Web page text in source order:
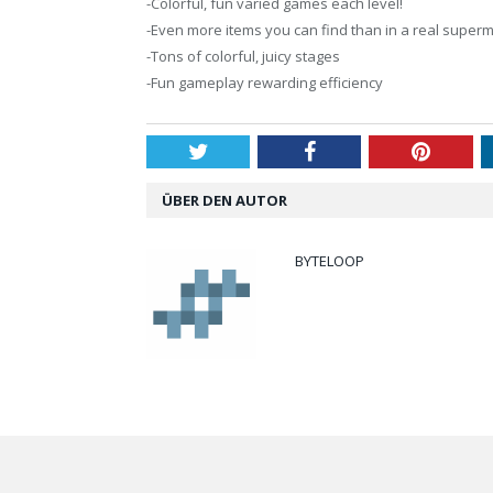
-Even more items you can find than in a real
-Tons of colorful, juicy stages
-Fun gameplay rewarding efficiency
Twitter Facebook
ÜBER DEN AUTOR
BYTELOOP